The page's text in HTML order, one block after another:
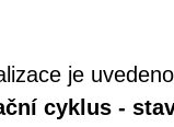
je
cyklus -